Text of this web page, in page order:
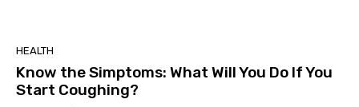
HEALTH
Know the Simptoms: What Will You Do If You
Start Coughing?